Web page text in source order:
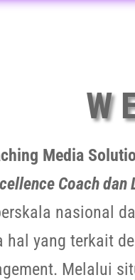
W
Media
Coach
nasional
yang terkait
Melalui